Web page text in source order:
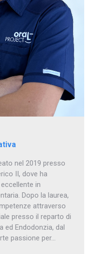
nel 2019 presso
II, dove ha
in
Dopo la laurea,
attraverso
presso il reparto di
ed Endodonzia, dal
passione per…